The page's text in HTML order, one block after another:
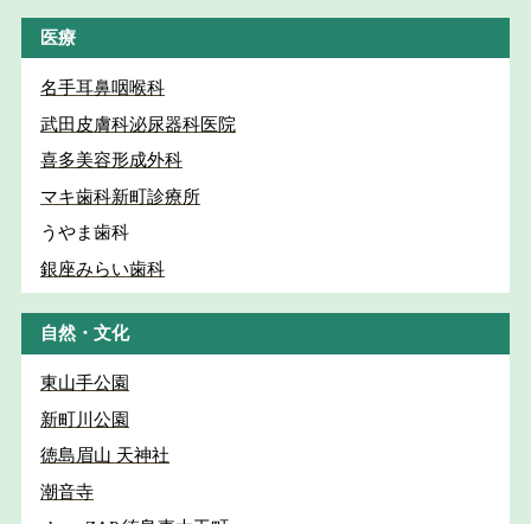
医療
名手耳鼻咽喉科
武田皮膚科泌尿器科医院
喜多美容形成外科
マキ歯科新町診療所
うやま歯科
銀座みらい歯科
自然・文化
東山手公園
新町川公園
徳島眉山 天神社
潮音寺